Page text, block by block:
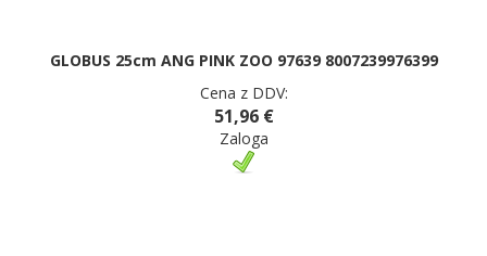
GLOBUS 25cm ANG PINK ZOO 97639 8007239976399
Cena z DDV:
51,96 €
Zaloga